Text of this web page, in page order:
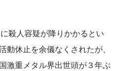
殺人容疑が降りかかるとい
動休止を余儀なくされたが、
激重メタル界出世頭が３年ぶ